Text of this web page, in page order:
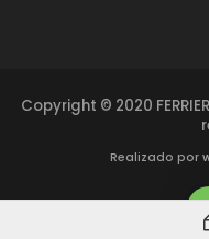
Copyright © 2020
Realizado por